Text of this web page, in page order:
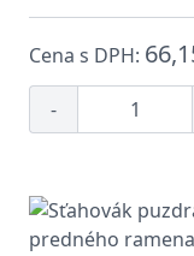
Cena s DPH:
-